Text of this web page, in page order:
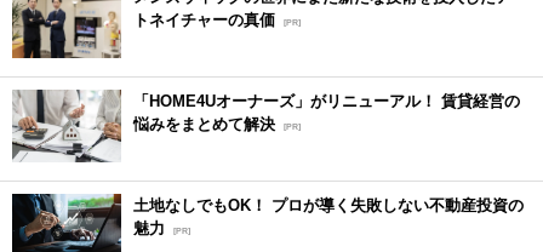
トネイチャーの真価 [PR]
「HOME4Uオーナーズ」がリニューアル！ 賃貸経営の
悩みをまとめて解決 [PR]
土地なしでもOK！ プロが導く失敗しない不動産投資の
魅力
[PR]